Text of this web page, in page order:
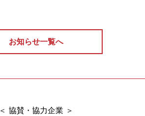
お知らせ一覧へ
＜ 協賛・協力企業 ＞